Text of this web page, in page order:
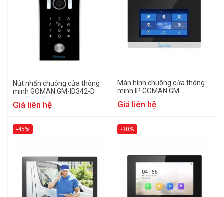
Nút nhấn chuông cửa thông
minh GOMAN GM-ID342-D
Giá liên hệ
Màn hình chuông cửa thông
minh IP GOMAN GM-
Giá liên hệ
-45% -30%